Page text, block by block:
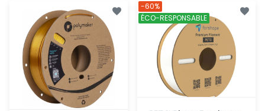
rapide
rapide
-60%
ÉCO-RESPONSABLE